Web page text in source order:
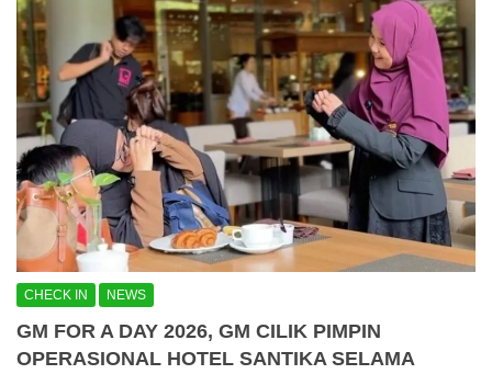
CHECK IN NEWS
GM FOR A DAY 2026, GM CILIK PIMPIN
OPERASIONAL HOTEL SANTIKA SELAMA